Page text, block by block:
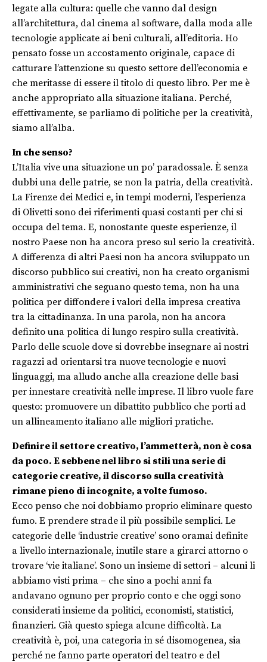
legate alla cultura: quelle che vanno dal design
all’architettura, dal cinema al software, dalla moda alle
tecnologie applicate ai beni culturali, all’editoria. Ho
pensato fosse un accostamento originale, capace di
catturare l’attenzione su questo settore dell’economia e
che meritasse di essere il titolo di questo libro. Per me è
anche appropriato alla situazione italiana. Perché,
effettivamente, se parliamo di politiche per la creatività,
siamo all’alba.
In che senso?
L’Italia vive una situazione un po’ paradossale. È senza
dubbi una delle patrie, se non la patria, della creatività.
La Firenze dei Medici e, in tempi moderni, l’esperienza
di Olivetti sono dei riferimenti quasi costanti per chi si
occupa del tema. E, nonostante queste esperienze, il
nostro Paese non ha ancora preso sul serio la creatività.
A differenza di altri Paesi non ha ancora sviluppato un
discorso pubblico sui creativi, non ha creato organismi
amministrativi che seguano questo tema, non ha una
politica per diffondere i valori della impresa creativa
tra la cittadinanza. In una parola, non ha ancora
definito una politica di lungo respiro sulla creatività.
Parlo delle scuole dove si dovrebbe insegnare ai nostri
ragazzi ad orientarsi tra nuove tecnologie e nuovi
linguaggi, ma alludo anche alla creazione delle basi
per innestare creatività nelle imprese. Il libro vuole fare
questo: promuovere un dibattito pubblico che porti ad
un allineamento italiano alle migliori pratiche.
Definire il settore creativo, l’ammetterà, non è cosa
da poco. E sebbene nel libro si stili una serie di
categorie creative, il discorso sulla creatività
rimane pieno di incognite, a volte fumoso.
Ecco penso che noi dobbiamo proprio eliminare questo
fumo. E prendere strade il più possibile semplici. Le
categorie delle ‘industrie creative’ sono oramai definite
a livello internazionale, inutile stare a girarci attorno o
trovare ‘vie italiane’. Sono un insieme di settori – alcuni li
abbiamo visti prima – che sino a pochi anni fa
andavano ognuno per proprio conto e che oggi sono
considerati insieme da politici, economisti, statistici,
finanzieri. Già questo spiega alcune difficoltà. La
creatività è, poi, una categoria in sé disomogenea, sia
perché ne fanno parte operatori del teatro e del